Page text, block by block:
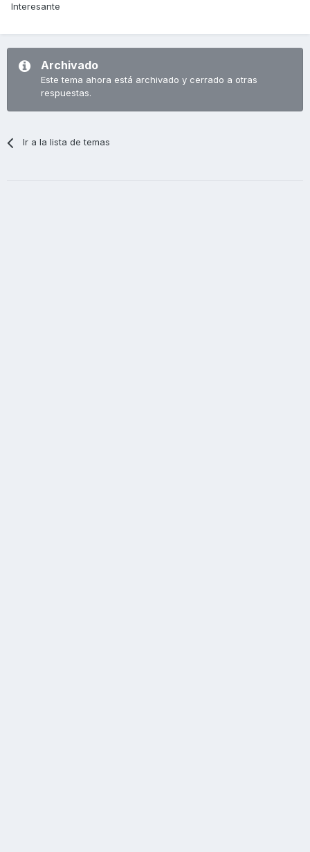
Interesante
Archivado
Este tema ahora está archivado y cerrado a otras
respuestas.
Ir a la lista de temas